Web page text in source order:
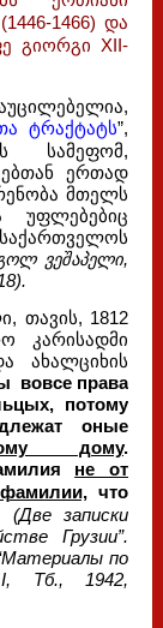
1466) და
გიორგი XII-
ტრაქტატს”,
სამეფომ,
ერთად
მთელს
უფლებებიც
ვეშაპელი,
თავის, 1812
კარისადმი
ახალციხის
вовсе права
потому
оные
дому.
не от
что
(Две записки
Грузии”.
по
Тб., 1942,